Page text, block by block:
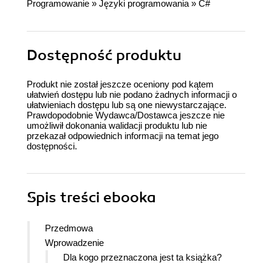
Programowanie » Języki programowania» C#
Dostępność produktu
Produkt nie został jeszcze oceniony pod kątem
ułatwień dostępu lub nie podano żadnych informacji o
ułatwieniach dostępu lub są one niewystarczające.
Prawdopodobnie Wydawca/Dostawca jeszcze nie
umożliwił dokonania walidacji produktu lub nie
przekazał odpowiednich informacji na temat jego
dostępności.
Spis treści ebooka
Przedmowa
Wprowadzenie
Dla kogo przeznaczona jest ta książka?